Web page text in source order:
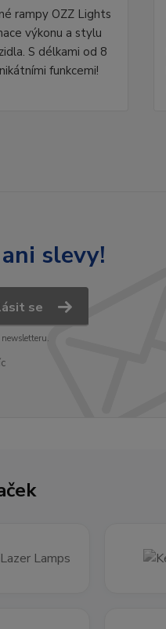
rampy OZZ Lights
výkonu a stylu
S délkami od 8
funkcemi!
slevy!
se